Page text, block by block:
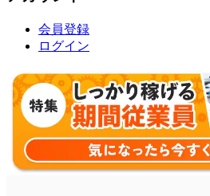
会員登録
ログイン